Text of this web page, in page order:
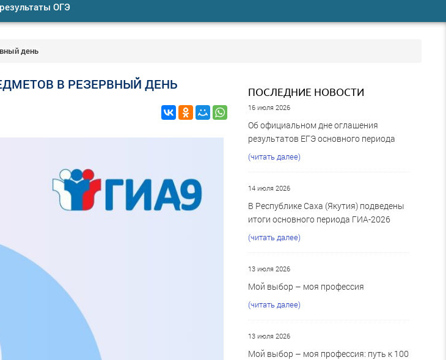
ОГЭ
день
В РЕЗЕРВНЫЙ ДЕНЬ ПОСЛЕДНИЕ НОВОСТИ
16 июля 2026
Об официальном дне оглашения
результатов ЕГЭ основного периода
(читать далее)
14 июля 2026
В Республике Саха (Якутия) подведены
итоги основного периода ГИА-2026
(читать далее)
13 июля 2026
Мой выбор – моя профессия
(читать далее)
13 июля 2026
Мой выбор – моя профессия: путь к 100